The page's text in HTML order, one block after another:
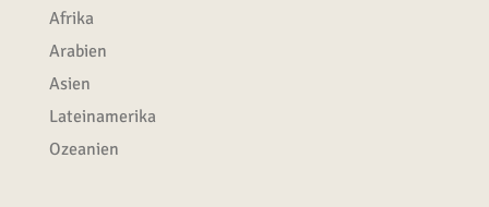
Afrika
Arabien
Asien
Lateinamerika
Ozeanien